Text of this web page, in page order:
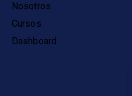
Nosotros
Cursos
Dashboard